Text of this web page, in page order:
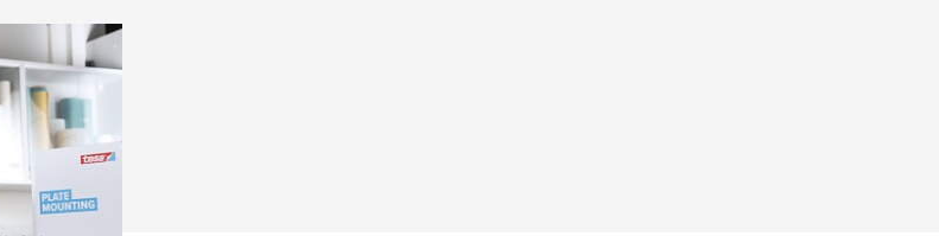
CU NOI!